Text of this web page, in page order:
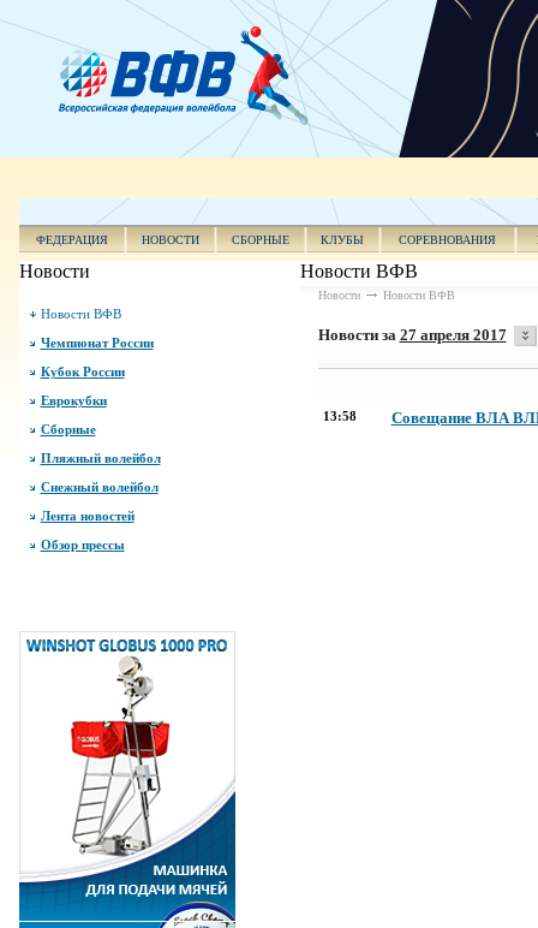
ФЕДЕРАЦИЯ НОВОСТИ СБОРНЫЕ КЛУБЫ СОРЕВНОВАНИЯ
Новости
Новости ВФВ
Чемпионат России
Кубок России
Еврокубки
Сборные
Пляжный волейбол
Снежный волейбол
Лента новостей
Обзор прессы
Новости ВФВ
Новости Новости ВФВ
Новости за 27 апреля 2017
13:58 Совещание ВЛА